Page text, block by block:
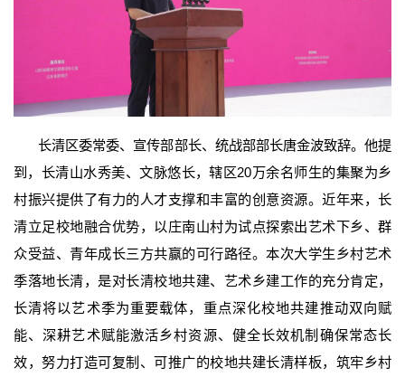
长清区委常委、宣传部部长、统战部部长唐金波致辞。他提
到，长清山水秀美、文脉悠长，辖区20万余名师生的集聚为乡
村振兴提供了有力的人才支撑和丰富的创意资源。近年来，长
清立足校地融合优势，以庄南山村为试点探索出艺术下乡、群
众受益、青年成长三方共赢的可行路径。本次大学生乡村艺术
季落地长清，是对长清校地共建、艺术乡建工作的充分肯定，
长清将以艺术季为重要载体，重点深化校地共建推动双向赋
能、深耕艺术赋能激活乡村资源、健全长效机制确保常态长
效，努力打造可复制、可推广的校地共建长清样板，筑牢乡村